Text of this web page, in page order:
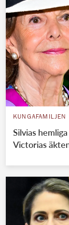
KUNGAFAMILJEN
Silvias
Victorias